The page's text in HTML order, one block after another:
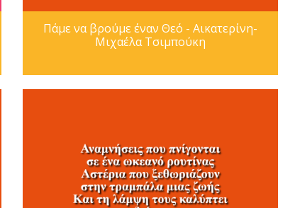
Πάμε να βρούμε έναν Θεό - Αικατερίνη-
Μιχαέλα Τσιμπούκη